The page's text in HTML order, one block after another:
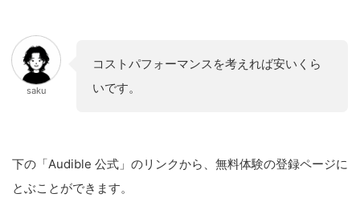
saku
コストパフォーマンスを考えれば安いくら
いです。
下の「Audible 公式」のリンクから、無料体験の登録ページに
とぶことができます。